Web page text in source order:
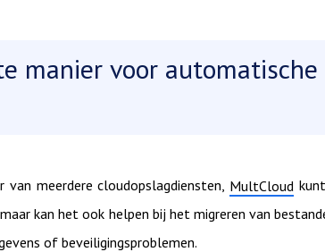
manier voor
van meerdere cloudopslagdiensten, MultCloud
kan het ook helpen bij het migreren van
of beveiligingsproblemen.